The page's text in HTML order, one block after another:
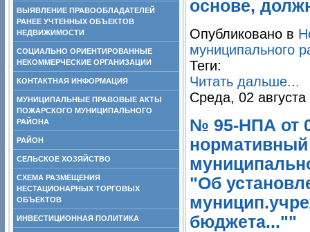
ВЫЯВЛЕНИЕ ПРАВООБЛАДАТЕЛЕЙ
РАНЕЕ УЧТЕННЫХ ОБЪЕКТОВ
НЕДВИЖИМОСТИ
СОЦИАЛЬНО ОРИЕНТИРОВАННЫЕ
НЕКОММЕРЧЕСКИЕ ОРГАНИЗАЦИИ
КОНТАКТНАЯ ИНФОРМАЦИЯ
МУНИЦИПАЛЬНЫЕ ПРАВОВЫЕ АКТЫ
ПОЖАРСКОГО МУНИЦИПАЛЬНОГО
РАЙОНА
РАЙОН
СЕЛЬСКОЕ ХОЗЯЙСТВО
СХЕМА РАЗМЕЩЕНИЯ
НЕСТАЦИОНАРНЫХ ТОРГОВЫХ
ОБЪЕКТОВ
ИНВЕСТИЦИОННАЯ ПОЛИТИКА
основе,
Опубликовано в
муниципального
Теги:
Читать дальше...
Среда, 02
№ 95-НПА от
"Об
бюджета...""